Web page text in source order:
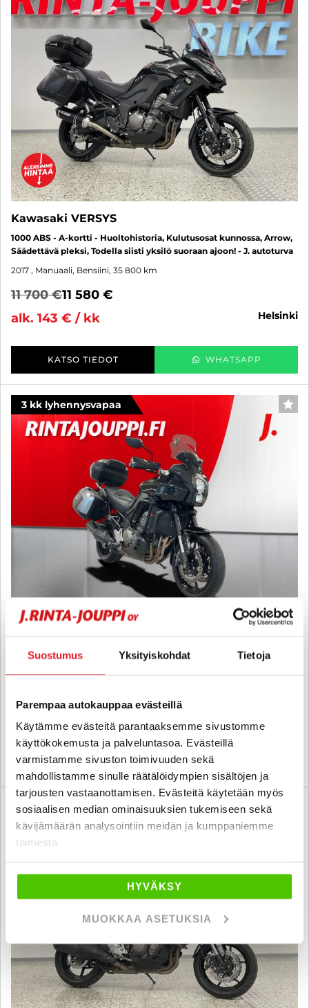
Suostumus Yksityiskohdat Tietoja
Parempaa autokauppaa evästeillä
Käytämme evästeitä parantaaksemme sivustomme
käyttökokemusta ja palveluntasoa. Evästeillä
varmistamme sivuston toimivuuden sekä
mahdollistamme sinulle räätälöidympien sisältöjen ja
tarjousten vastaanottamisen. Evästeitä käytetään myös
sosiaalisen median ominaisuuksien tukemiseen sekä
kävijämäärän analysointiin meidän ja kumppaniemme
toimesta.
HYVÄKSY
MUOKKAA ASETUKSIA
Kawasaki VERSYS
1000 ABS - A-kortti - Huoltohistoria, Kulutusosat kunnossa, Arrow,
Säädettävä pleksi, Todella siisti yksilö suoraan ajoon! - J. autoturva
2017 , Manuaali, Bensiini, 35 800 km
11 700 €11 580 €
alk. 143 € / kk
helsinki
KATSO TIEDOT WHATSAPP
3 kk lyhennysvapaa
1000 - A-kortti - Upeakuntoinen Suomi-pyörä!
2015 , Manuaali, Bensiini, 79 000 km
7 680 €
alk. 128 € / kk
KATSO TIEDOT WHATSAPP
3 kk lyhennysvapaa